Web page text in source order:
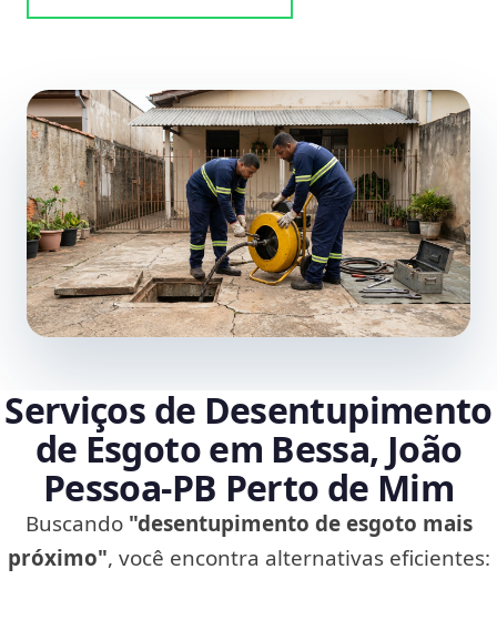
Serviços de Desentupimento
de Esgoto em Bessa, João
Pessoa‑PB Perto de Mim
Buscando "desentupimento de esgoto mais
próximo", você encontra alternativas eficientes: